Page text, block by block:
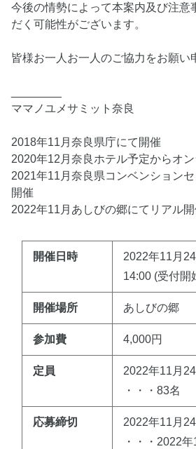
今後の情勢によって本案内及び注意
だく可能性がございます。
皆様お一人お一人のご協力をお願い
ママノユメサミット奈良
2018年11月奈良県庁にて開催
2020年12月奈良ホテル予定からオ
2021年11月奈良県コンベンション
開催
2022年11月あしびの郷にてリアル開
開催日時
2022年11月
14:00 (受付開
開催場所 あしびの郷
参加費 4,000円
定員
2022年11月
・・・83名
応募締切
2022年11月
・・・2022